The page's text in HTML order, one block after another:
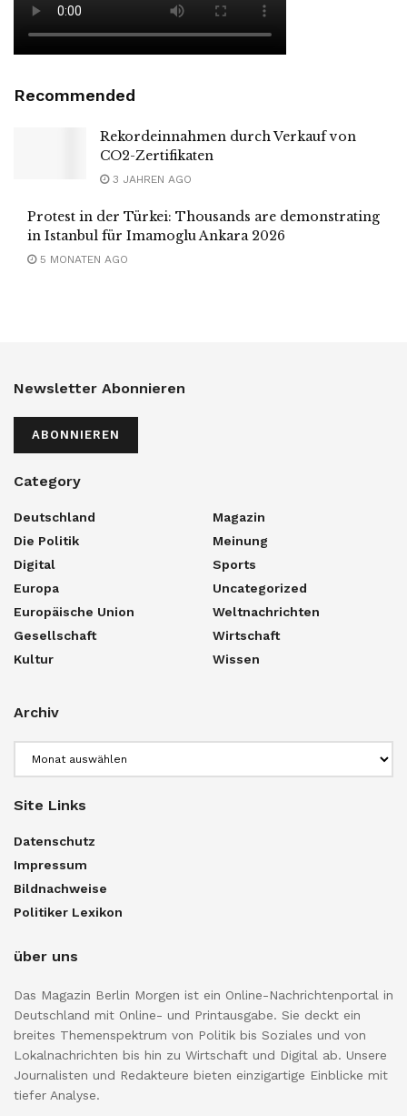
Recommended
Rekordeinnahmen durch Verkauf von
CO2-Zertifikaten
3 JAHREN AGO
Protest in der Türkei: Thousands are demonstrating
in Istanbul für Imamoglu Ankara 2026
5 MONATEN AGO
Newsletter Abonnieren
ABONNIEREN
Category
Deutschland
Die Politik
Digital
Europa
Europäische Union
Gesellschaft
Kultur
Magazin
Meinung
Sports
Uncategorized
Weltnachrichten
Wirtschaft
Wissen
Archiv
Site Links
Datenschutz
Impressum
Bildnachweise
Politiker Lexikon
über uns
Das Magazin Berlin Morgen ist ein Online-Nachrichtenportal in
Deutschland mit Online- und Printausgabe. Sie deckt ein
breites Themenspektrum von Politik bis Soziales und von
Lokalnachrichten bis hin zu Wirtschaft und Digital ab. Unsere
Journalisten und Redakteure bieten einzigartige Einblicke mit
tiefer Analyse.